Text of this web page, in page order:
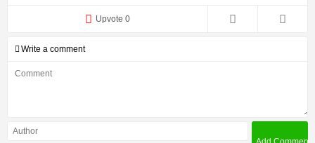
Upvote 0
Write a comment